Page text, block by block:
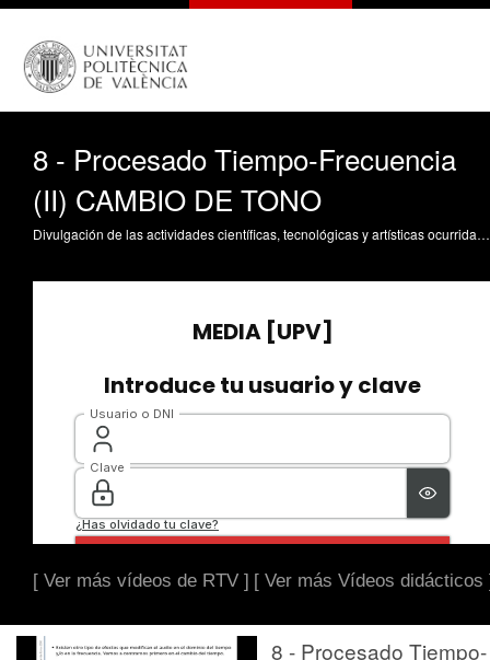
8 - Procesado Tiempo-Frecuencia
(II) CAMBIO DE TONO
Divulgación de las actividades científicas, tecnológicas y artísticas ocurridas en los tres campus de la UPV
[ Ver más vídeos de RTV ] [ Ver más Vídeos didácticos
8 - Procesado Tiempo-